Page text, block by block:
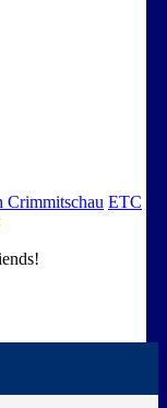
Crimmitschau ETC